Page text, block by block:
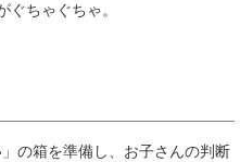
ちゃぐちゃ。
の箱を準備し、お子さんの判断